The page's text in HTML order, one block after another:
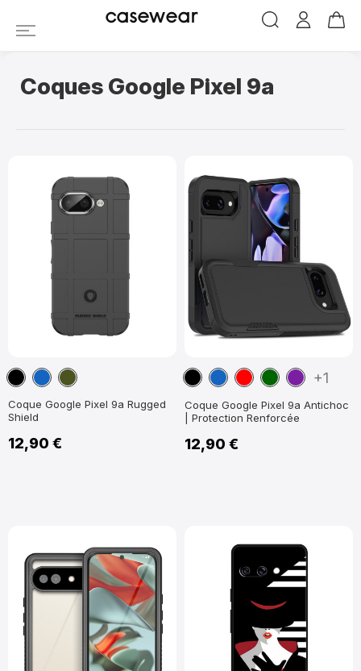
casewear
Coques Google Pixel 9a
NoirBleuVert
Coque Google Pixel 9a Rugged
Shield
12,90 €
NoirBleuRouge
VertViolet
+1
Coque Google Pixel 9a Antichoc
| Protection Renforcée
12,90 €